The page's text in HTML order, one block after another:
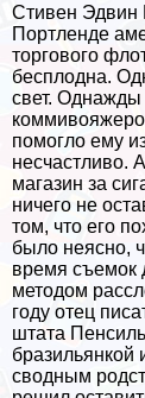
Стивен Эдвин
Портленде
торгового
бесплодна.
свет. Однажды
помогло ему
несчастливо.
магазин за
ничего не
том, что его
было неясно,
время съемок
методом
году отец
штата
бразильянкой
сводным